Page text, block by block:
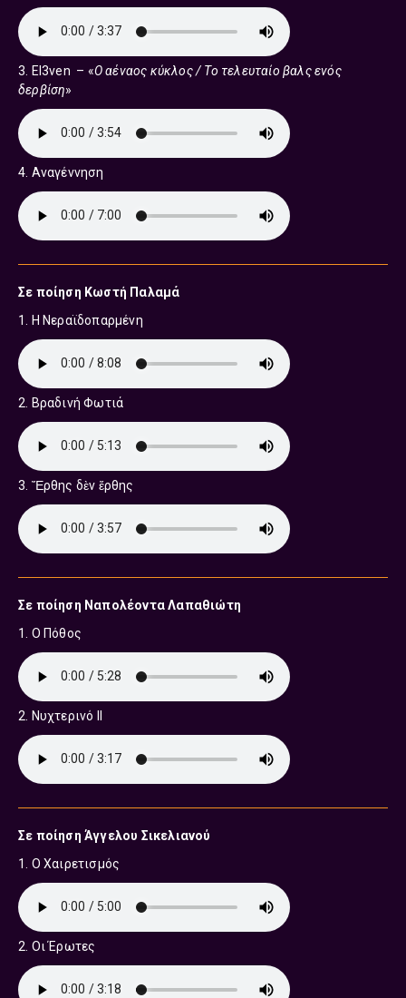
3. El3ven – «O αέναος κύκλος / Το τελευταίο βαλς ενός
δερβίση»
4. Αναγέννηση
Σε ποίηση Κωστή Παλαμά
1. Η Νεραϊδοπαρμένη
2. Βραδινή Φωτιά
3. Ἔρθης δὲν ἔρθης
Σε ποίηση Ναπολέοντα Λαπαθιώτη
1. Ο Πόθος
2. Νυχτερινό ΙΙ
Σε ποίηση Άγγελου Σικελιανού
1. Ο Χαιρετισμός
2. Οι Έρωτες